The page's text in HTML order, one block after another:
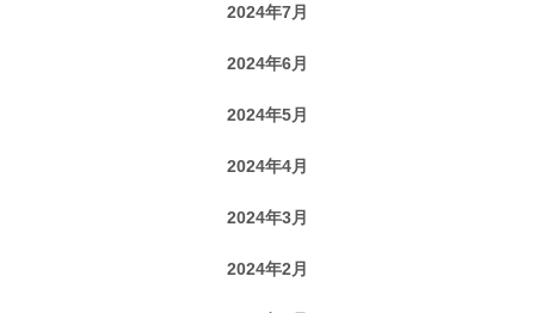
2024年7月
2024年6月
2024年5月
2024年4月
2024年3月
2024年2月